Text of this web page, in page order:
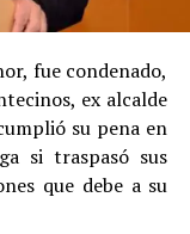
fue condenado,
ex alcalde
su pena en
si traspasó sus
que debe a su